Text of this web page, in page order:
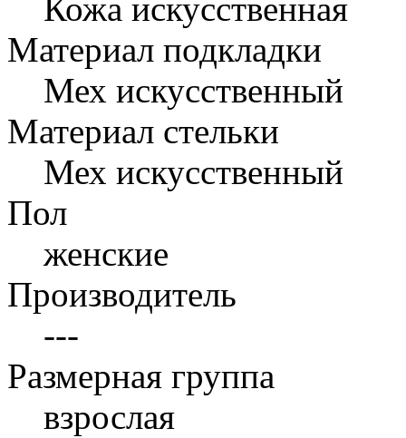
Кожа искусственная
Материал подкладки
Мех искусственный
Материал стельки
Мех искусственный
Пол
женские
Производитель
---
Размерная группа
взрослая